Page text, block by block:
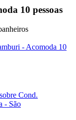
10 pessoas
- Acomoda 10
Cond.
- São